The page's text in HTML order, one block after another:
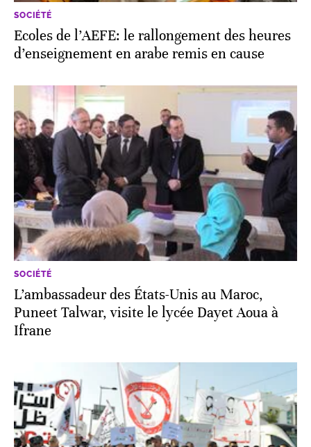
SOCIÉTÉ
Ecoles de l’AEFE: le rallongement des heures
d’enseignement en arabe remis en cause
SOCIÉTÉ
L’ambassadeur des États-Unis au Maroc,
Puneet Talwar, visite le lycée Dayet Aoua à
Ifrane